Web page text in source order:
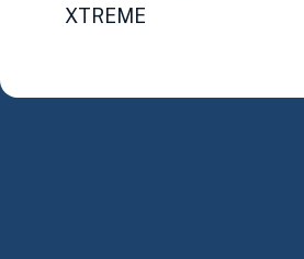
XTREME